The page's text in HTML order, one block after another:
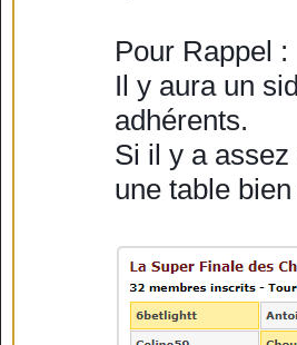
Pour Rappel :
Il y aura un
adhérents.
Si il y a
une table